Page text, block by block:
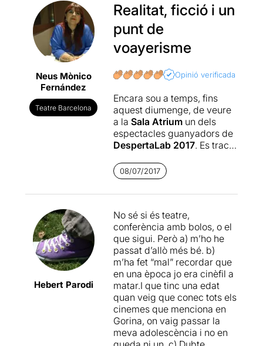
Neus Mònico
Fernández
Teatre Barcelona
Realitat, ficció i un
punt de
voayerisme
Opinió verificada
Encara sou a temps, fins
aquest diumenge, de veure
a la Sala Atriumun dels
espectacles guanyadors de
DespertaLab 2017. Es tracta
Tom d'Alícia Gorina,
conferència teatralitzada
que pren com a punt de
suspens i terror de l’any
1960Peeping Tomdirigida
per Michael Powell.
El crític cinematogràfic Àlex
Gorina , pare de l’Alícia
Gorina,i l’actriuPatrícia
Mendoza,que interpreta el
personatge de la pròpia
Alícia, en són els
protagonistes d’aquest
08/07/2017
Hebert Parodi
No sé si és teatre,
conferència amb bolos, o el
que sigui. Però a) m’ho he
passat d’allò més bé. b)
m’ha fet “mal” recordar que
en una època jo era cinèfil a
matar.I que tinc una edat
quan veig que conec tots els
cinemes que menciona en
Gorina, on vaig passar la
meva adolescència i no en